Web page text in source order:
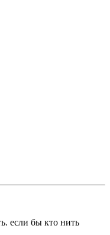
если бы кто нить